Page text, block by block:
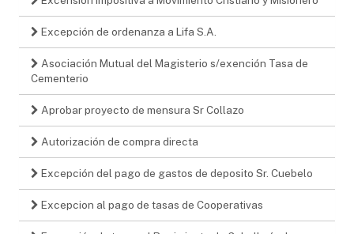
Excepción de ordenanza a Lifa S.A.
Asociación Mutual del Magisterio s/exención Tasa de
Cementerio
Aprobar proyecto de mensura Sr Collazo
Autorización de compra directa
Excepción del pago de gastos de deposito Sr. Cuebelo
Excepcion al pago de tasas de Cooperativas